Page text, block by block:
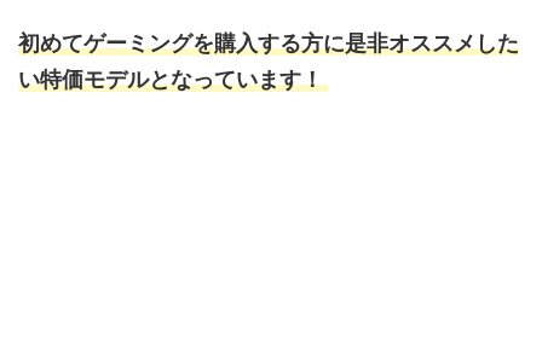
初めてゲーミングを購入する方に是非オススメした
い特価モデルとなっています！